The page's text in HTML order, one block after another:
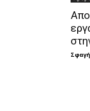
Σφαγή